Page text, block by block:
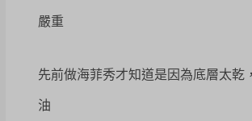
嚴重
先前做海菲秀才知道是因為底層太乾
油